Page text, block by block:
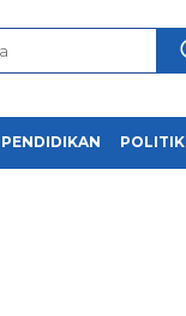
PENDIDIKAN POLITIK